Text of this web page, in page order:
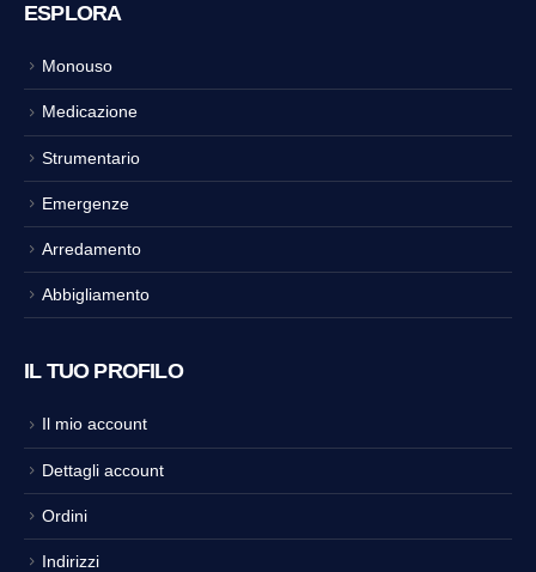
ESPLORA
Monouso
Medicazione
Strumentario
Emergenze
Arredamento
Abbigliamento
IL TUO PROFILO
Il mio account
Dettagli account
Ordini
Indirizzi